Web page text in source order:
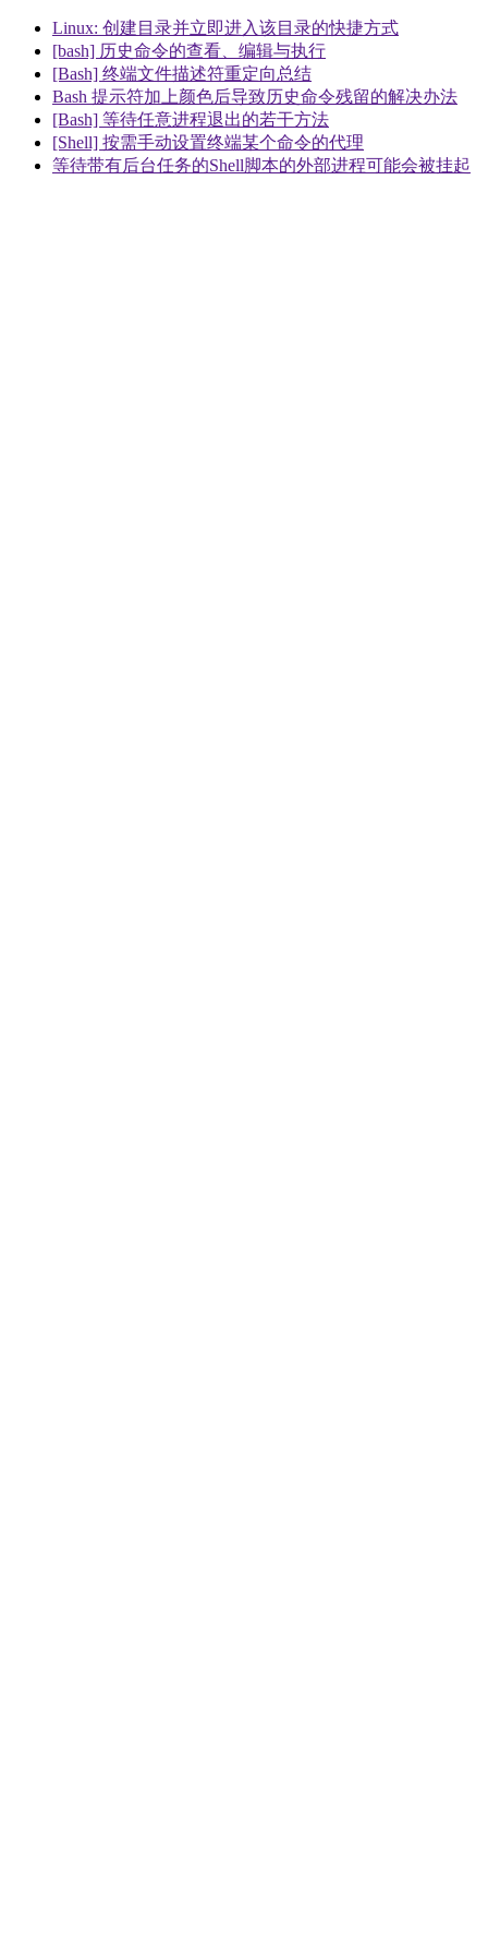
Linux: 创建目录并立即进入该目录的快捷方式
[bash] 历史命令的查看、编辑与执行
[Bash] 终端文件描述符重定向总结
Bash 提示符加上颜色后导致历史命令残留的解决办法
[Bash] 等待任意进程退出的若干方法
[Shell] 按需手动设置终端某个命令的代理
等待带有后台任务的Shell脚本的外部进程可能会被挂起